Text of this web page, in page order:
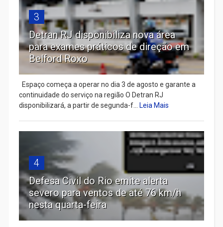
3
Detran RJ disponibiliza nova área
para exames práticos de direção em
Belford Roxo
Espaço começa a operar no dia 3 de agosto e garante a
continuidade do serviço na região O Detran RJ
disponibilizará, a partir de segunda-f... Leia Mais
4
Defesa Civil do Rio emite alerta
severo para ventos de até 76 km/h
nesta quarta-feira